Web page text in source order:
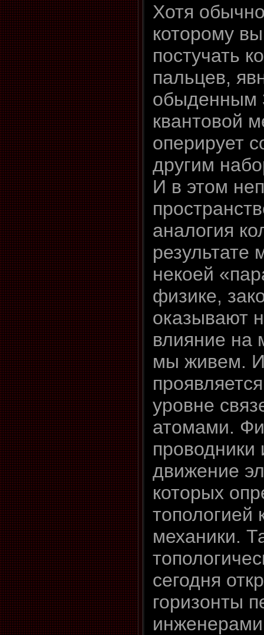
Хотя
которому
постучать
пальцев,
обыденным
квантовой
оперирует
другим
И в этом
аналогия
результате
некоей
физике,
оказывают
влияние на
мы живем. И
уровне
атомами.
проводники
движение
которых
топологией
механики.
сегодня
горизонты